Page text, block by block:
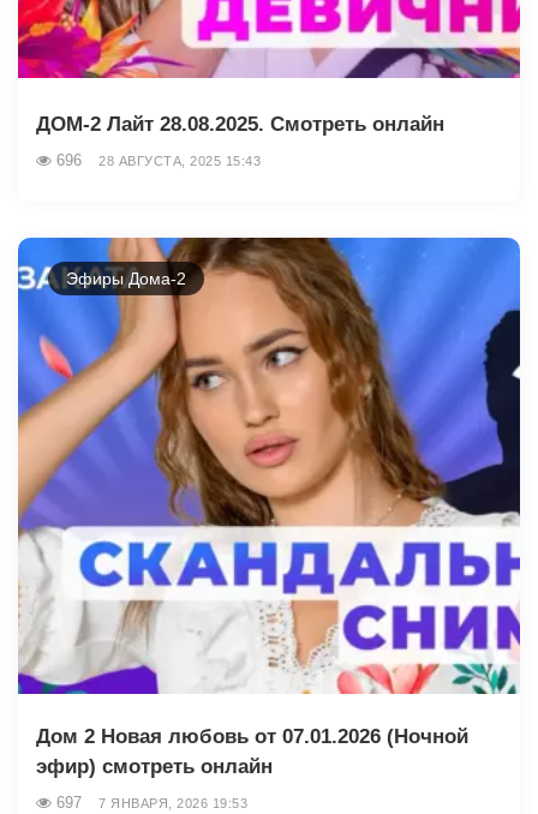
ДОМ-2 Лайт 28.08.2025. Смотреть онлайн
696 28 АВГУСТА, 2025 15:43
Эфиры Дома-2
Дом 2 Новая любовь от 07.01.2026 (Ночной
эфир) смотреть онлайн
697 7 ЯНВАРЯ, 2026 19:53